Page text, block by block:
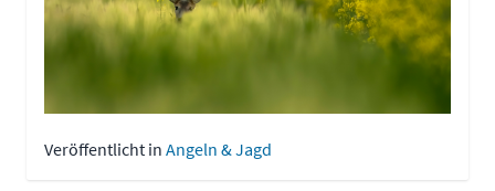
Veröffentlicht in Angeln & Jagd